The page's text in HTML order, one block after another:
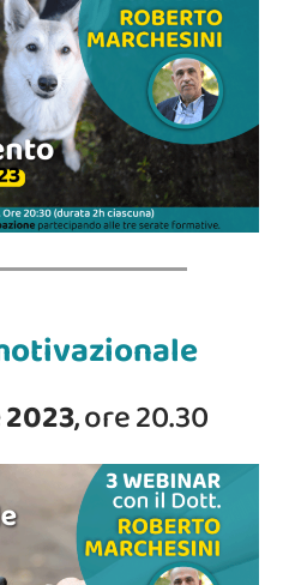
, ore 20.30